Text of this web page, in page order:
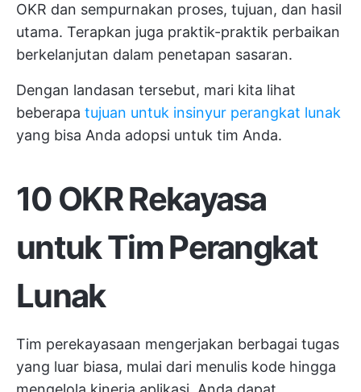
OKR dan sempurnakan proses, tujuan, dan hasil
utama. Terapkan juga praktik-praktik perbaikan
berkelanjutan dalam penetapan sasaran.
Dengan landasan tersebut, mari kita lihat
beberapa tujuan untuk insinyur perangkat lunak
yang bisa Anda adopsi untuk tim Anda.
10 OKR Rekayasa
untuk Tim Perangkat
Lunak
Tim perekayasaan mengerjakan berbagai tugas
yang luar biasa, mulai dari menulis kode hingga